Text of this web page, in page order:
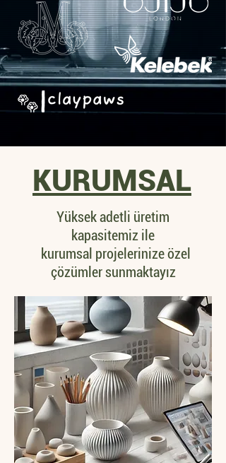
KURUMSAL
Yüksek adetli üretim
kapasitemiz ile
kurumsal projelerinizeözel
çözümler sunmaktayız